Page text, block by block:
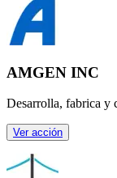
AMGEN INC
Desarrolla, fabrica y
Ver acción